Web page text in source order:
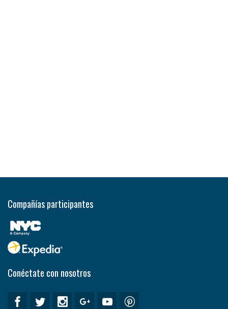
Compañías participantes
Conéctate con nosotros